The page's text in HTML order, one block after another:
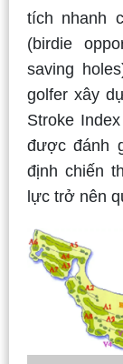
tích nhanh
(birdie
saving
golfer xây
Stroke
được đánh
định chiến
lực trở nên